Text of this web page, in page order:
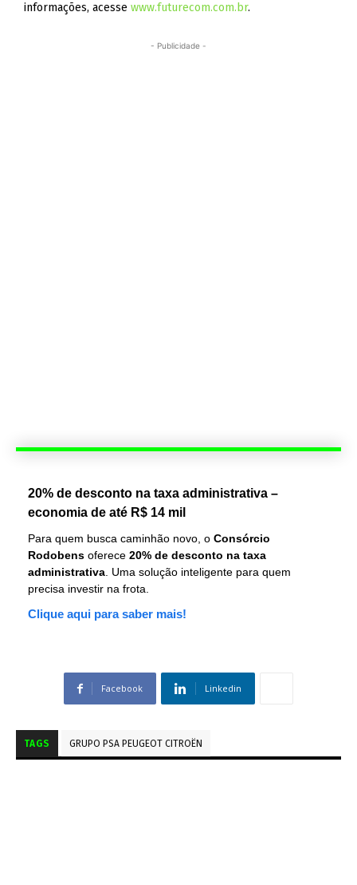
informações, acessewww.futurecom.com.br.
- Publicidade -
20% de desconto na taxa administrativa –
economia de até R$ 14 mil
Para quem busca caminhão novo, o Consórcio
Rodobens oferece 20% de desconto na taxa
administrativa . Uma solução inteligente para quem
precisa investir na frota.
Clique aqui para saber mais!
Facebook Linkedin
TAGS GRUPO PSA PEUGEOT CITROËN